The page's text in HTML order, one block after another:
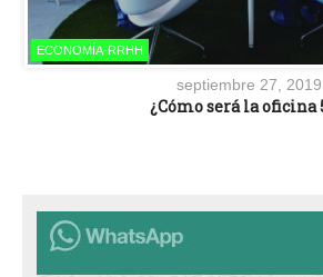
ECONOMÍA-RRHH
septiembre 27, 2019
¿Cómo será la oficina